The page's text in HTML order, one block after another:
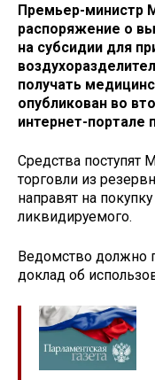
Премьер-министр
распоряжение о
на субсидии для
получать
опубликован во
интернет-портале
Средства поступят
торговли из
направят на
ликвидируемого.
Ведомство должно
доклад об